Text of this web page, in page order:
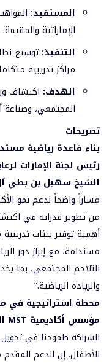
المستفيد:
الإماراتية والمقيمة.
التنفيذ:
مراكز تدريبية
الهدف: اكتشاف
المجتمعي، وصناعة
تصريحات
بناء قاعدة رياضية
رئيس لجنة الإمارات
الشيخ سهيل بن بطي
مساراً واضحاً لدعم نمو
من تطوير قدراته في
أهمية توفير بيئات
مستدامة، مع إبراز دور
التلاحم المجتمعي، بما
والريادة الرياضية.”
محطة استراتيجية في
مؤسس أكاديمية
الشراكة طموحنا في
للأطفال. إن الدعم المقدم